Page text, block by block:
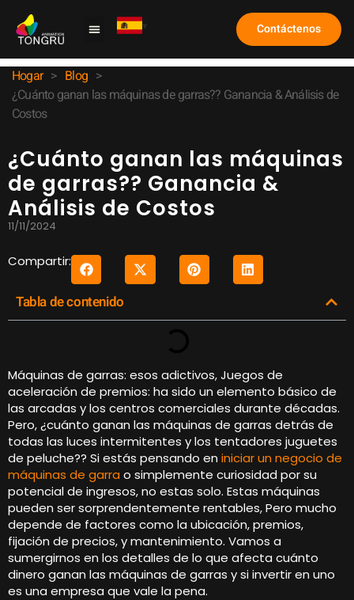
Contáctenos
Hogar > Blog >
¿Cuánto ganan las máquinas de garras?? Ganancia & Análisis de
Costos
¿Cuánto ganan las máquinas
de garras?? Ganancia &
Análisis de Costos
11/11/2024
Compartir:
Tabla de contenido
Máquinas de garras: esos adictivos, Juegos de
aceleración de premios: ha sido un elemento básico de
las arcadas y los centros comerciales durante décadas.
Pero, ¿cuánto ganan las máquinas de garras detrás de
todas las luces intermitentes y los tentadores juguetes
de peluche?? Si estás pensando en iniciar un negocio de
máquinas de garra o simplemente curiosidad por su
potencial de ingresos, no estas solo. Estas máquinas
pueden ser sorprendentemente rentables, Pero mucho
depende de factores como la ubicación, premios,
fijación de precios, y mantenimiento. Vamos a
sumergirnos en los detalles de lo que afecta cuánto
dinero ganan las máquinas de garras y si invertir en uno
es una empresa que vale la pena.